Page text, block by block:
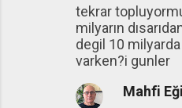
tekrar
milyarın
degil 10
varken?i gunler
Mahfi